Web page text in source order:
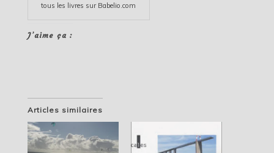
tous les livres sur Babelio.com
J’aime ça :
Articles similaires